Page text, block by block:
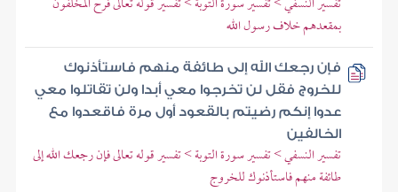
بمقعدهم خلاف رسول الله
فإن رجعك الله إلى طائفة منهم فاستأذنوك
للخروج فقل لن تخرجوا معي أبدا ولن تقاتلوا معي
عدوا إنكم رضيتم بالقعود أول مرة فاقعدوا مع
الخالفين
تفسير النسفي > تفسير سورة التوبة > تفسير قوله تعالى فإن رجعك الله إلى
طائفة منهم فاستأذنوك للخروج